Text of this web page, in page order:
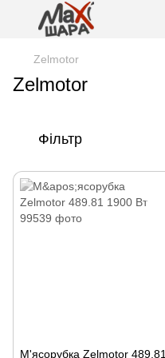
Zelmotor
Zelmotor
Фільтр
М'ясорубка Zelmotor 489.81